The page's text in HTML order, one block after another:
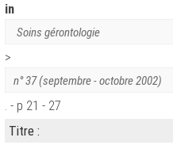
in
Soins gérontologie
>
n° 37 (septembre - octobre 2002)
. - p 21 - 27
Titre :